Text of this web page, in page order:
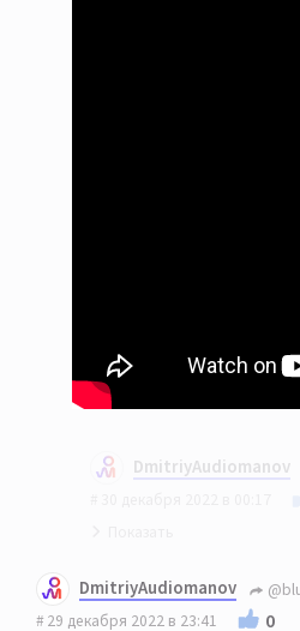
DmitriyAudiomanov
DmitriyAudiomanov
29 декабря 2022 в 23:41
0